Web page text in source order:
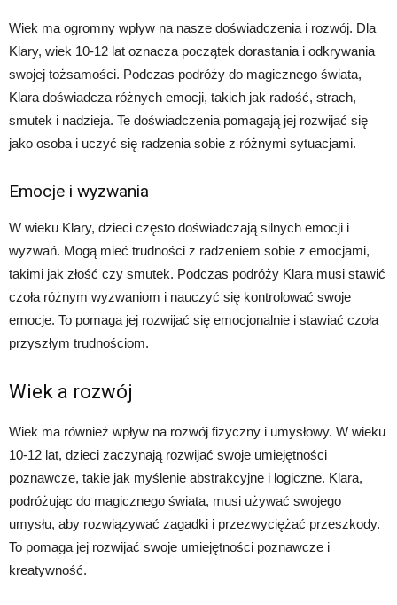
Wiek ma ogromny wpływ na nasze doświadczenia i rozwój. Dla
Klary, wiek 10-12 lat oznacza początek dorastania i odkrywania
swojej tożsamości. Podczas podróży do magicznego świata,
Klara doświadcza różnych emocji, takich jak radość, strach,
smutek i nadzieja. Te doświadczenia pomagają jej rozwijać się
jako osoba i uczyć się radzenia sobie z różnymi sytuacjami.
Emocje i wyzwania
W wieku Klary, dzieci często doświadczają silnych emocji i
wyzwań. Mogą mieć trudności z radzeniem sobie z emocjami,
takimi jak złość czy smutek. Podczas podróży Klara musi stawić
czoła różnym wyzwaniom i nauczyć się kontrolować swoje
emocje. To pomaga jej rozwijać się emocjonalnie i stawiać czoła
przyszłym trudnościom.
Wiek a rozwój
Wiek ma również wpływ na rozwój fizyczny i umysłowy. W wieku
10-12 lat, dzieci zaczynają rozwijać swoje umiejętności
poznawcze, takie jak myślenie abstrakcyjne i logiczne. Klara,
podróżując do magicznego świata, musi używać swojego
umysłu, aby rozwiązywać zagadki i przezwyciężać przeszkody.
To pomaga jej rozwijać swoje umiejętności poznawcze i
kreatywność.